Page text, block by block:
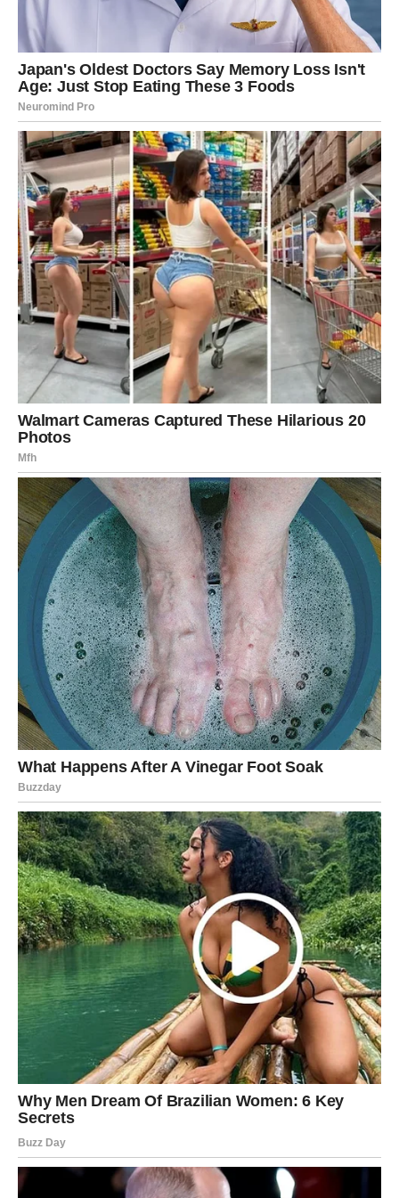
U narednom periodu:
Ako ste slobodni – moguće je upoznavanje osobe koja
deli vaše vrednosti. Neko ko ne igra igrice, već jasno
pokazuje nameru.
Ako ste u vezi – dolazi razgovor koji vraća sigurnost i
planove za budućnost.
Ono što je najvažnije jeste da ste emotivno sazreli. Vi
sada znate šta želite – i nećete se zadovoljiti manjim.
POSAO I NOVAC – STRPLJENJE
SE ISPLAĆUJE
Bik je znak koji zna da radi, da gradi, da štedi i planira. U
prethodnom periodu možda ste imali osećaj da sav trud
ne daje rezultate koje ste očekivali.
Ali sada dolazi faza stabilizacije.
Moguća je:
nova poslovna ponuda,
povišica ili bonus,
rešavanje dugotrajnog finansijskog pitanja,
ili prilika da investirate u nešto što vam donosi sigurnost.
Novac kod vas ne dolazi kroz rizik – već kroz istrajnost. I
upravo ta istrajnost sada donosi nagradu.
UNUTRAŠNJI MIR – NAJVEĆA
POBEDA
Najveća promena kod vas nije spoljašnja.
To je osećaj mira.
Vi više ne reagujete na svaku provokaciju. Vi više ne
pokušavate da spasite situacije koje vas iscrpljuju. Vi
birate da se povučete kada osetite da nešto nije vredno
vaše energije.
To je znak unutrašnje snage.